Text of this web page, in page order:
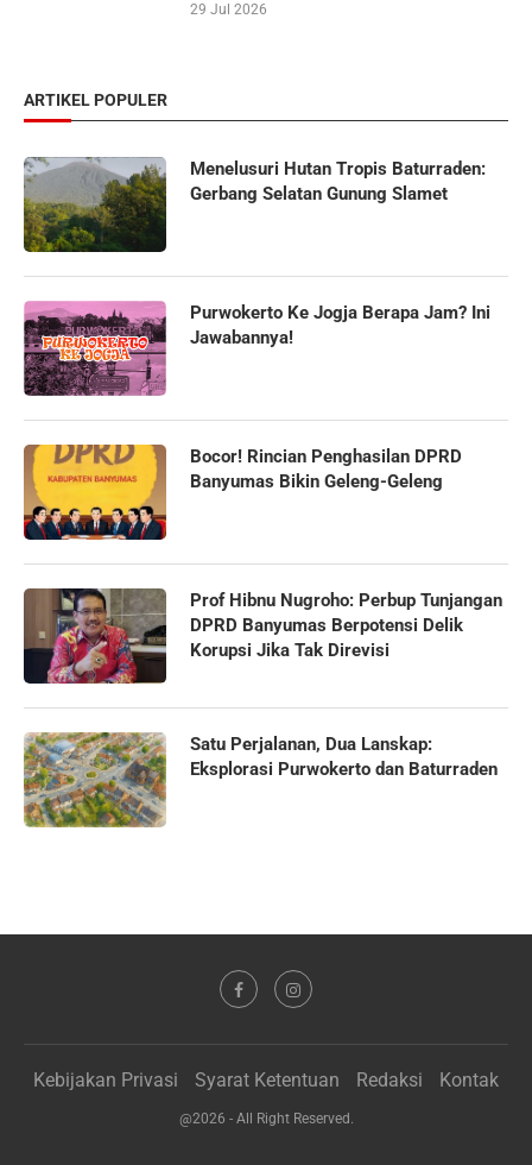
29 Jul 2026
ARTIKEL POPULER
Menelusuri Hutan Tropis Baturraden:
Gerbang Selatan Gunung Slamet
Purwokerto Ke Jogja Berapa Jam? Ini
Jawabannya!
Bocor! Rincian Penghasilan DPRD
Banyumas Bikin Geleng-Geleng
Prof Hibnu Nugroho: Perbup Tunjangan
DPRD Banyumas Berpotensi Delik
Korupsi Jika Tak Direvisi
Satu Perjalanan, Dua Lanskap:
Eksplorasi Purwokerto dan Baturraden
Kebijakan Privasi Syarat Ketentuan Redaksi Kontak
@2026 - All Right Reserved.